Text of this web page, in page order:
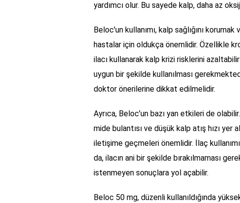
yardımcı olur. Bu sayede kalp, daha az
Beloc'un kullanımı, kalp sağlığını
hastalar için oldukça önemlidir. Özellikle
ilacı kullanarak kalp krizi risklerini
uygun bir şekilde kullanılması
doktor önerilerine dikkat edilmelidir.
Ayrıca, Beloc’un bazı yan etkileri de
mide bulantısı ve düşük kalp atış hızı
iletişime geçmeleri önemlidir. İlaç
da, ilacın ani bir şekilde bırakılmaması
istenmeyen sonuçlara yol açabilir.
Beloc 50 mg, düzenli kullanıldığında